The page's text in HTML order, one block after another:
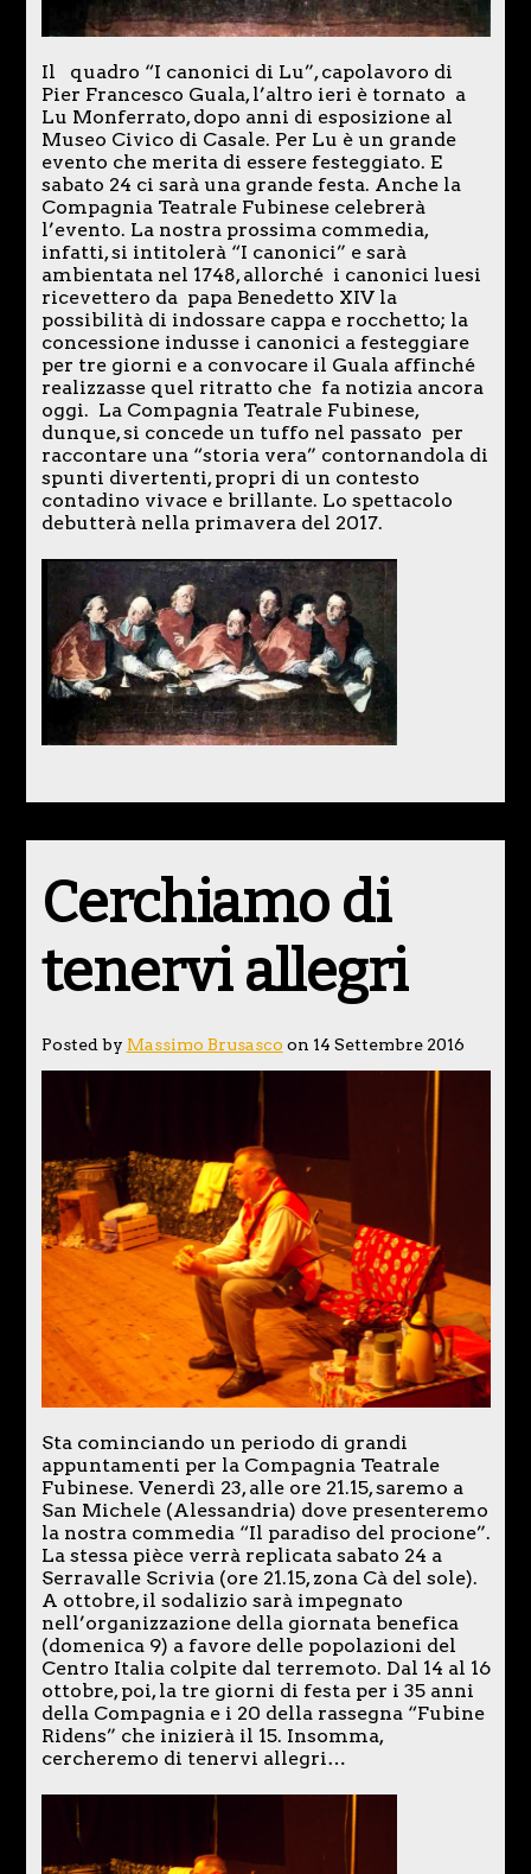
Il quadro “I canonici di Lu”, capolavoro di
Pier Francesco Guala, l’altro ieri è tornato a
Lu Monferrato, dopo anni di esposizione al
Museo Civico di Casale. Per Lu è un grande
evento che merita di essere festeggiato. E
sabato 24 ci sarà una grande festa. Anche la
Compagnia Teatrale Fubinese celebrerà
l’evento. La nostra prossima commedia,
infatti, si intitolerà “I canonici” e sarà
ambientata nel 1748, allorché i canonici luesi
ricevettero da papa Benedetto XIV la
possibilità di indossare cappa e rocchetto; la
concessione indusse i canonici a festeggiare
per tre giorni e a convocare il Guala affinché
realizzasse quel ritratto che fa notizia ancora
oggi. La Compagnia Teatrale Fubinese,
dunque, si concede un tuffo nel passato per
raccontare una “storia vera” contornandola di
spunti divertenti, propri di un contesto
contadino vivace e brillante. Lo spettacolo
debutterà nella primavera del 2017.
Cerchiamo di
tenervi allegri
Posted by Massimo Brusasco on 14 Settembre 2016
Sta cominciando un periodo di grandi
appuntamenti per la Compagnia Teatrale
Fubinese. Venerdì 23, alle ore 21.15, saremo a
San Michele (Alessandria) dove presenteremo
la nostra commedia “Il paradiso del procione”.
La stessa pièce verrà replicata sabato 24 a
Serravalle Scrivia (ore 21.15, zona Cà del sole).
A ottobre, il sodalizio sarà impegnato
nell’organizzazione della giornata benefica
(domenica 9) a favore delle popolazioni del
Centro Italia colpite dal terremoto. Dal 14 al 16
ottobre, poi, la tre giorni di festa per i 35 anni
della Compagnia e i 20 della rassegna “Fubine
Ridens” che inizierà il 15. Insomma,
cercheremo di tenervi allegri…